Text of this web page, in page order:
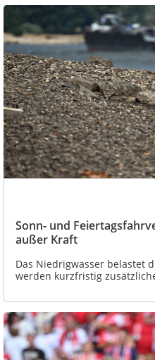
Sonn- und
außer Kraft
Das Niedrigwasser belastet
werden kurzfristig